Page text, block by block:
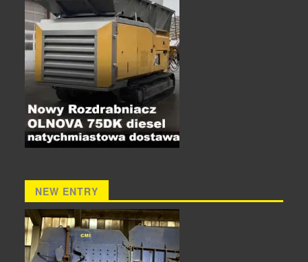
NEW ENTRY